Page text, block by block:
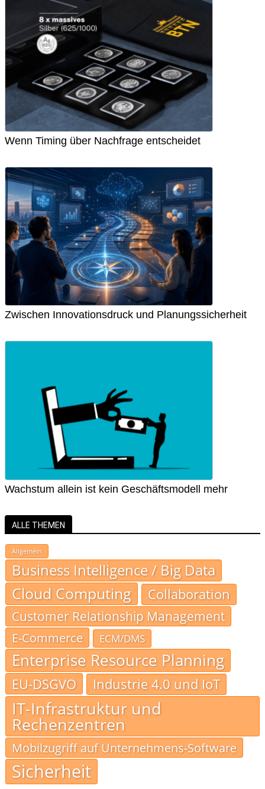
Wenn Timing über Nachfrage entscheidet
Zwischen Innovationsdruck und Planungssicherheit
Wachstum allein ist kein Geschäftsmodell mehr
ALLE THEMEN
Allgemein
Business Intelligence / Big Data
Cloud Computing Collaboration
Customer Relationship Management
E-Commerce
ECM/DMS
Enterprise Resource Planning
EU-DSGVO Industrie 4.0 und IoT
IT-Infrastruktur und
Rechenzentren
Mobilzugriff auf Unternehmens-Software
Sicherheit